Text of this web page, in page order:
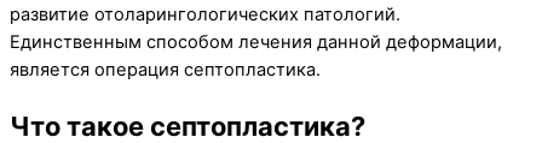
развитие отоларингологических патологий.
Единственным способом лечения данной деформации,
является операция септопластика.
Что такое септопластика?